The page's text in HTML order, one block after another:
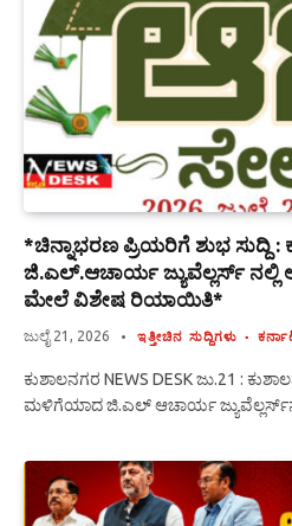
*ಚಿನ್ನಾಭರಣ ಪ್ರಿಯರಿಗೆ ಶುಭ ಸುದ್ದಿ :
ಜಿ.ಎಲ್‌.ಆಚಾರ್ಯ ಜ್ಯುವೆಲ್ಲರ್ಸ್‌
ಮೇಲೆ ವಿಶೇಷ ರಿಯಾಯಿತಿ*
ಜುಲೈ 21, 2026 ಇತ್ತೀಚಿನ ಸುದ್ದಿಗಳು
ಕುಶಾಲನಗರ NEWS DESK ಜು.21 :
ಮಳಿಗೆಯಾದ ಜಿ.ಎಲ್ ಆಚಾರ್ಯ